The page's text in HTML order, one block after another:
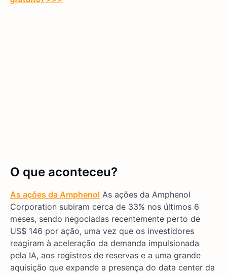
O que aconteceu?
As ações da Amphenol As ações da Amphenol
Corporation subiram cerca de 33% nos últimos 6
meses, sendo negociadas recentemente perto de
US$ 146 por ação, uma vez que os investidores
reagiram à aceleração da demanda impulsionada
pela IA, aos registros de reservas e a uma grande
aquisição que expande a presença do data center da